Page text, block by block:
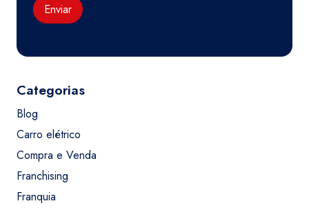
Enviar
Categorias
Blog
Carro elétrico
Compra e Venda
Franchising
Franquia